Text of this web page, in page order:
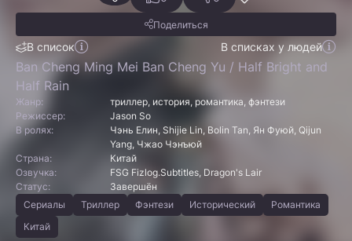
В список В списках у людей
Поделиться
Ban Cheng Ming Mei Ban Cheng Yu / Half Bright and
Half Rain
Жанр:
триллер, история, романтика, фэнтези
Режиссер:
Jason So
В ролях:
Чэнь Елин, Shijie Lin, Bolin Tan, Ян Фуюй, Qijun
Yang, Чжао Чэнъюй
Страна:
Китай
Озвучка:
FSG Fizlog.Subtitles, Dragon's Lair
Статус:
Завершён
Сериалы
Триллер Фэнтези Исторический
Романтика
Китай